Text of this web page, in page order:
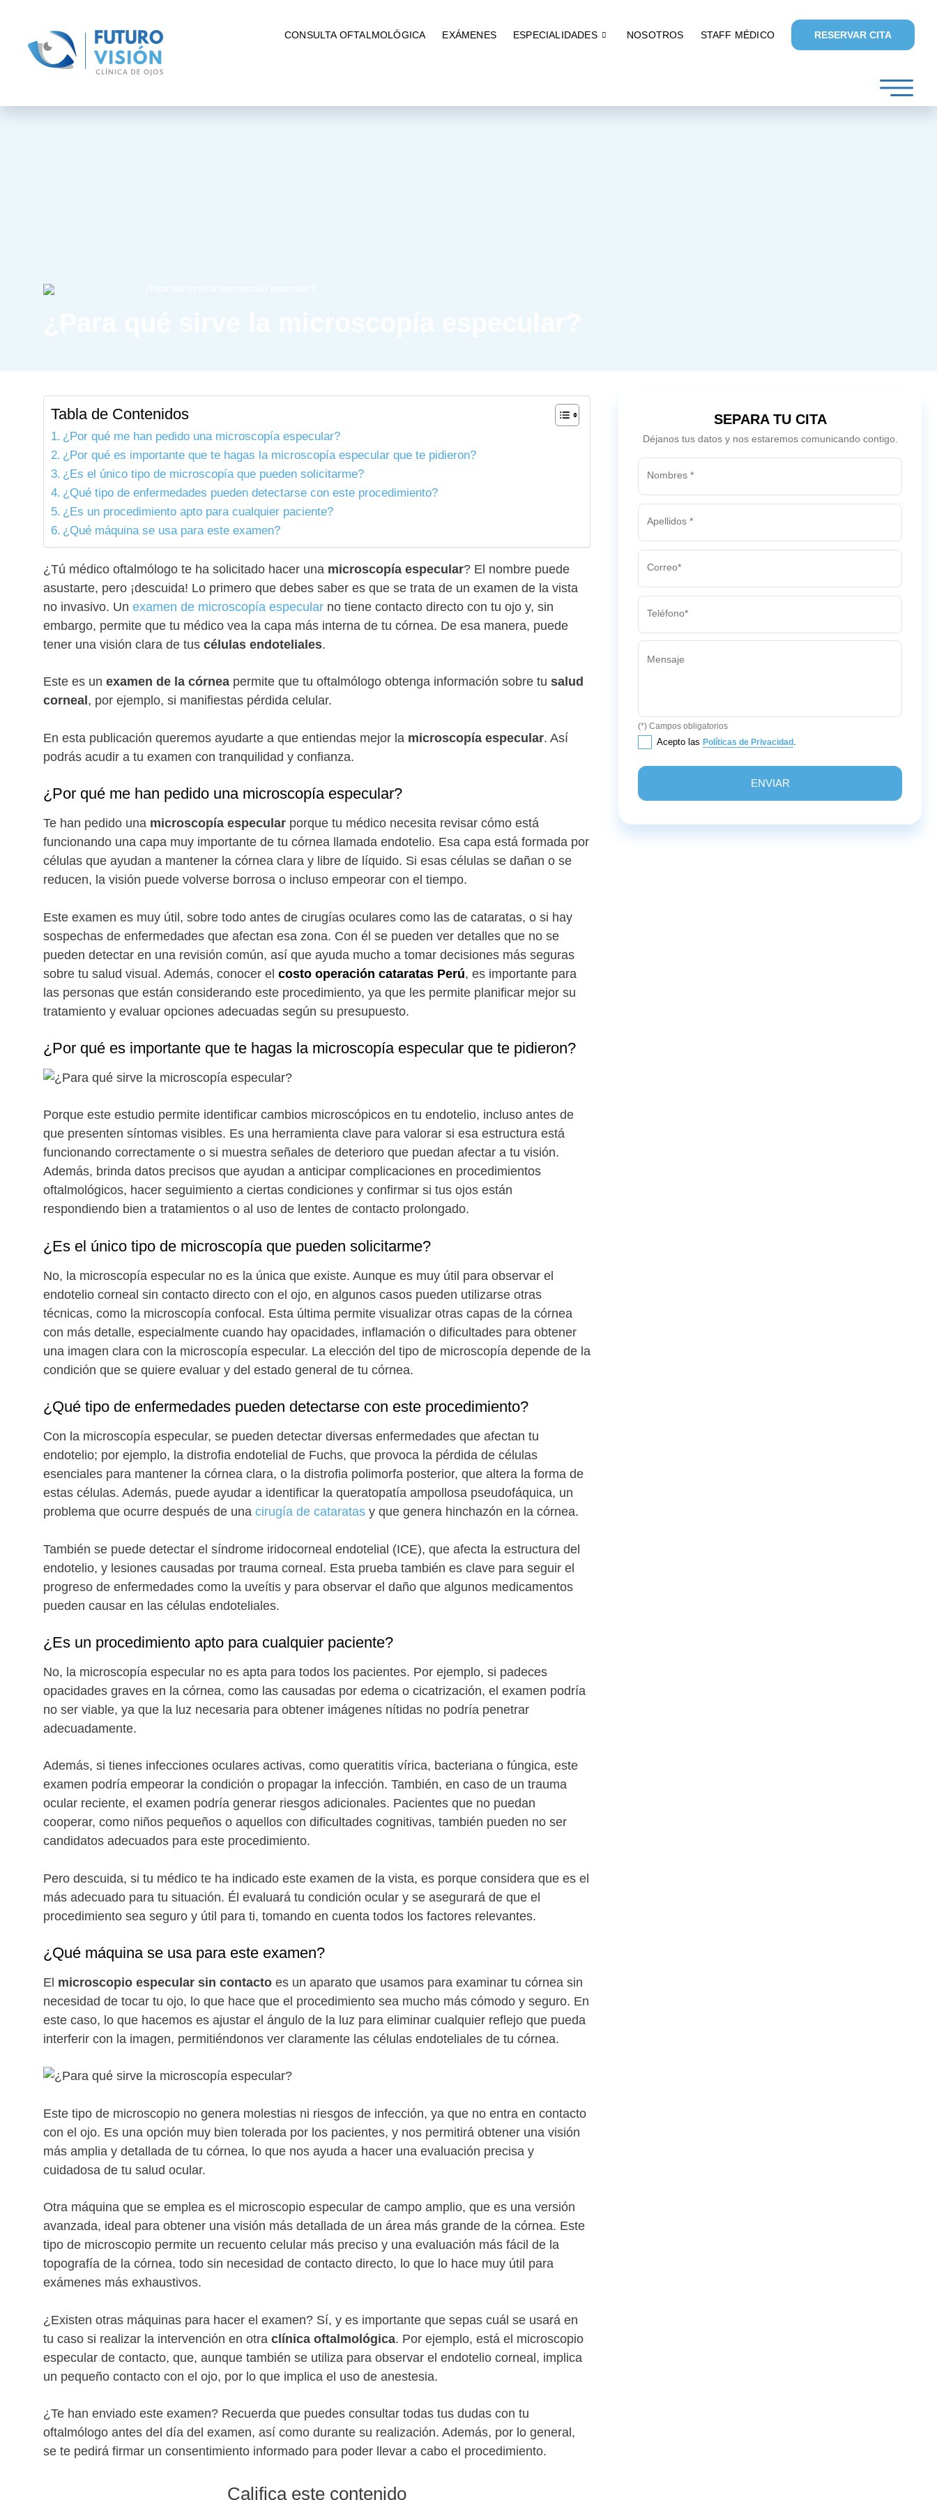
CONSULTA OFTALMOLÓGICA EXÁMENES ESPECIALIDADES NOSOTROS STAFF MÉDICO RESERVAR CITA
Tabla de Contenidos
¿Por qué me han pedido una microscopía especular?
¿Por qué es importante que te hagas la microscopía especular que te pidieron?
¿Es el único tipo de microscopía que pueden solicitarme?
¿Qué tipo de enfermedades pueden detectarse con este procedimiento?
¿Es un procedimiento apto para cualquier paciente?
¿Qué máquina se usa para este examen?
¿Tú médico oftalmólogo te ha solicitado hacer una microscopía especular? El nombre puede
asustarte, pero ¡descuida! Lo primero que debes saber es que se trata de un examen de la vista
no invasivo. Un examen de microscopía especular no tiene contacto directo con tu ojo y, sin
embargo, permite que tu médico vea la capa más interna de tu córnea. De esa manera, puede
tener una visión clara de tus células endoteliales.
Este es un examen de la córnea permite que tu oftalmólogo obtenga información sobre tu salud
corneal , por ejemplo, si manifiestas pérdida celular.
En esta publicación queremos ayudarte a que entiendas mejor la microscopía especular. Así
podrás acudir a tu examen con tranquilidad y confianza.
¿Por qué me han pedido una microscopía especular?
Te han pedido una microscopía especular porque tu médico necesita revisar cómo está
funcionando una capa muy importante de tu córnea llamada endotelio. Esa capa está formada por
células que ayudan a mantener la córnea clara y libre de líquido. Si esas células se dañan o se
reducen, la visión puede volverse borrosa o incluso empeorar con el tiempo.
Este examen es muy útil, sobre todo antes de cirugías oculares como las de cataratas, o si hay
sospechas de enfermedades que afectan esa zona. Con él se pueden ver detalles que no se
pueden detectar en una revisión común, así que ayuda mucho a tomar decisiones más seguras
sobre tu salud visual. Además, conocer el costo operación cataratas Perú, es importante para
las personas que están considerando este procedimiento, ya que les permite planificar mejor su
tratamiento y evaluar opciones adecuadas según su presupuesto.
¿Por qué es importante que te hagas la microscopía especular que te pidieron?
Porque este estudio permite identificar cambios microscópicos en tu endotelio, incluso antes de
que presenten síntomas visibles. Es una herramienta clave para valorar si esa estructura está
funcionando correctamente o si muestra señales de deterioro que puedan afectar a tu visión.
Además, brinda datos precisos que ayudan a anticipar complicaciones en procedimientos
oftalmológicos, hacer seguimiento a ciertas condiciones y confirmar si tus ojos están
respondiendo bien a tratamientos o al uso de lentes de contacto prolongado.
¿Es el único tipo de microscopía que pueden solicitarme?
No, la microscopía especular no es la única que existe. Aunque es muy útil para observar el
endotelio corneal sin contacto directo con el ojo, en algunos casos pueden utilizarse otras
técnicas, como la microscopía confocal. Esta última permite visualizar otras capas de la córnea
con más detalle, especialmente cuando hay opacidades, inflamación o dificultades para obtener
una imagen clara con la microscopía especular. La elección del tipo de microscopía depende de la
condición que se quiere evaluar y del estado general de tu córnea.
¿Qué tipo de enfermedades pueden detectarse con este procedimiento?
Con la microscopía especular, se pueden detectar diversas enfermedades que afectan tu
endotelio; por ejemplo, la distrofia endotelial de Fuchs, que provoca la pérdida de células
esenciales para mantener la córnea clara, o la distrofia polimorfa posterior, que altera la forma de
estas células. Además, puede ayudar a identificar la queratopatía ampollosa pseudofáquica, un
problema que ocurre después de una cirugía de cataratas y que genera hinchazón en la córnea.
También se puede detectar el síndrome iridocorneal endotelial (ICE), que afecta la estructura del
endotelio, y lesiones causadas por trauma corneal. Esta prueba también es clave para seguir el
progreso de enfermedades como la uveítis y para observar el daño que algunos medicamentos
pueden causar en las células endoteliales.
¿Es un procedimiento apto para cualquier paciente?
No, la microscopía especular no es apta para todos los pacientes. Por ejemplo, si padeces
opacidades graves en la córnea, como las causadas por edema o cicatrización, el examen podría
no ser viable, ya que la luz necesaria para obtener imágenes nítidas no podría penetrar
adecuadamente.
Además, si tienes infecciones oculares activas, como queratitis vírica, bacteriana o fúngica, este
examen podría empeorar la condición o propagar la infección. También, en caso de un trauma
ocular reciente, el examen podría generar riesgos adicionales. Pacientes que no puedan
cooperar, como niños pequeños o aquellos con dificultades cognitivas, también pueden no ser
candidatos adecuados para este procedimiento.
Pero descuida, si tu médico te ha indicado este examen de la vista, es porque considera que es el
más adecuado para tu situación. Él evaluará tu condición ocular y se asegurará de que el
procedimiento sea seguro y útil para ti, tomando en cuenta todos los factores relevantes.
¿Qué máquina se usa para este examen?
El microscopio especular sin contacto es un aparato que usamos para examinar tu córnea sin
necesidad de tocar tu ojo, lo que hace que el procedimiento sea mucho más cómodo y seguro. En
este caso, lo que hacemos es ajustar el ángulo de la luz para eliminar cualquier reflejo que pueda
interferir con la imagen, permitiéndonos ver claramente las células endoteliales de tu córnea.
Este tipo de microscopio no genera molestias ni riesgos de infección, ya que no entra en contacto
con el ojo. Es una opción muy bien tolerada por los pacientes, y nos permitirá obtener una visión
más amplia y detallada de tu córnea, lo que nos ayuda a hacer una evaluación precisa y
cuidadosa de tu salud ocular.
Otra máquina que se emplea es el microscopio especular de campo amplio, que es una versión
avanzada, ideal para obtener una visión más detallada de un área más grande de la córnea. Este
tipo de microscopio permite un recuento celular más preciso y una evaluación más fácil de la
topografía de la córnea, todo sin necesidad de contacto directo, lo que lo hace muy útil para
exámenes más exhaustivos.
¿Existen otras máquinas para hacer el examen? Sí, y es importante que sepas cuál se usará en
tu caso si realizar la intervención en otra clínica oftalmológica. Por ejemplo, está el microscopio
especular de contacto, que, aunque también se utiliza para observar el endotelio corneal, implica
un pequeño contacto con el ojo, por lo que implica el uso de anestesia.
¿Te han enviado este examen? Recuerda que puedes consultar todas tus dudas con tu
oftalmólogo antes del día del examen, así como durante su realización. Además, por lo general,
se te pedirá firmar un consentimiento informado para poder llevar a cabo el procedimiento.
Califica este contenido
SEPARA TU CITA
Déjanos tus datos y nos estaremos comunicando contigo.
Nombres *
Apellidos *
Correo*
Teléfono*
Mensaje
(*) Campos obligatorios
Acepto las Políticas de Privacidad .